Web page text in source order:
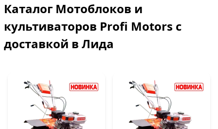
Каталог Мотоблоков и
культиваторов Profi Motors с
доставкой в Лида